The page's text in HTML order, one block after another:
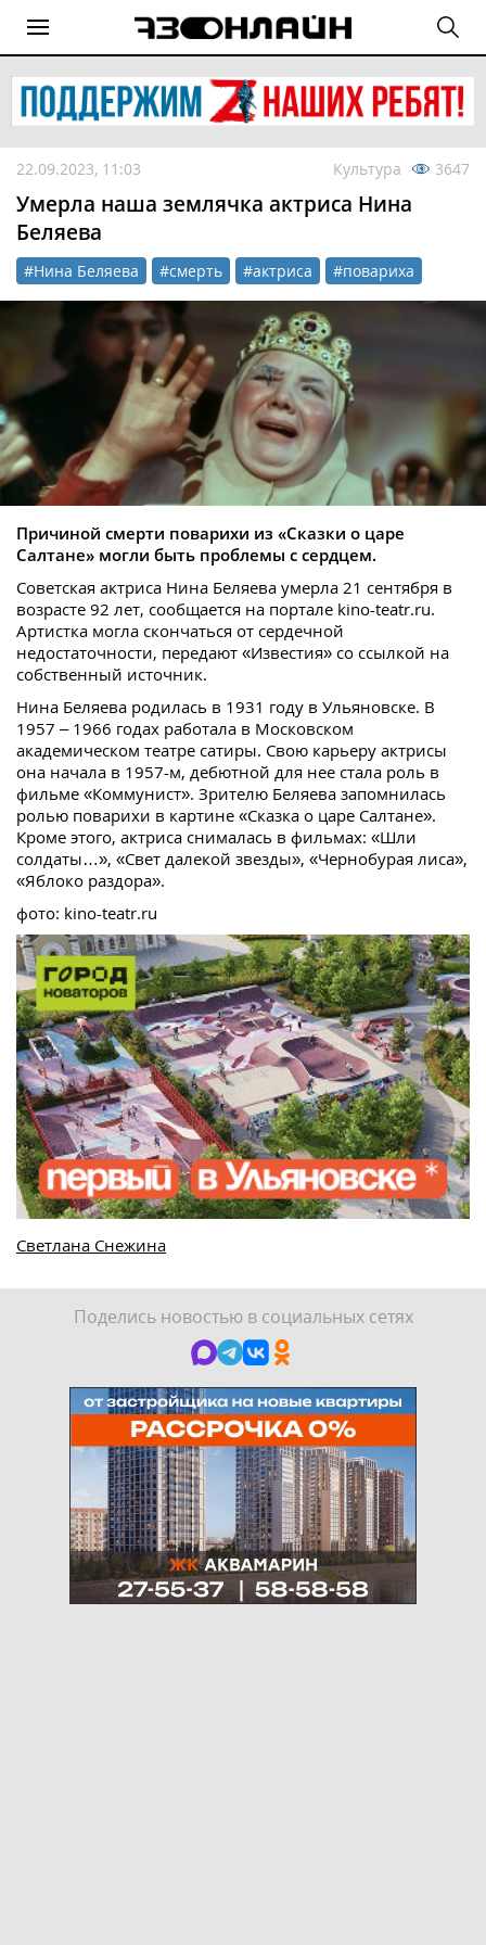
22.09.2023, 11:03 Культура 3647
Умерла наша землячка актриса Нина
Беляева
#Нина Беляева #смерть #актриса #повариха
Причиной смерти поварихи из «Сказки о царе
Салтане» могли быть проблемы с сердцем.
Советская актриса Нина Беляева умерла 21 сентября в
возрасте 92 лет, сообщается на портале kino-teatr.ru.
Артистка могла скончаться от сердечной
недостаточности, передают «Известия» со ссылкой на
собственный источник.
Нина Беляева родилась в 1931 году в Ульяновске. В
1957 – 1966 годах работала в Московском
академическом театре сатиры. Свою карьеру актрисы
она начала в 1957-м, дебютной для нее стала роль в
фильме «Коммунист». Зрителю Беляева запомнилась
ролью поварихи в картине «Сказка о царе Салтане».
Кроме этого, актриса снималась в фильмах: «Шли
солдаты…», «Свет далекой звезды», «Чернобурая лиса»,
«Яблоко раздора».
фото: kino-teatr.ru
Светлана Снежина
Поделись новостью в социальных сетях